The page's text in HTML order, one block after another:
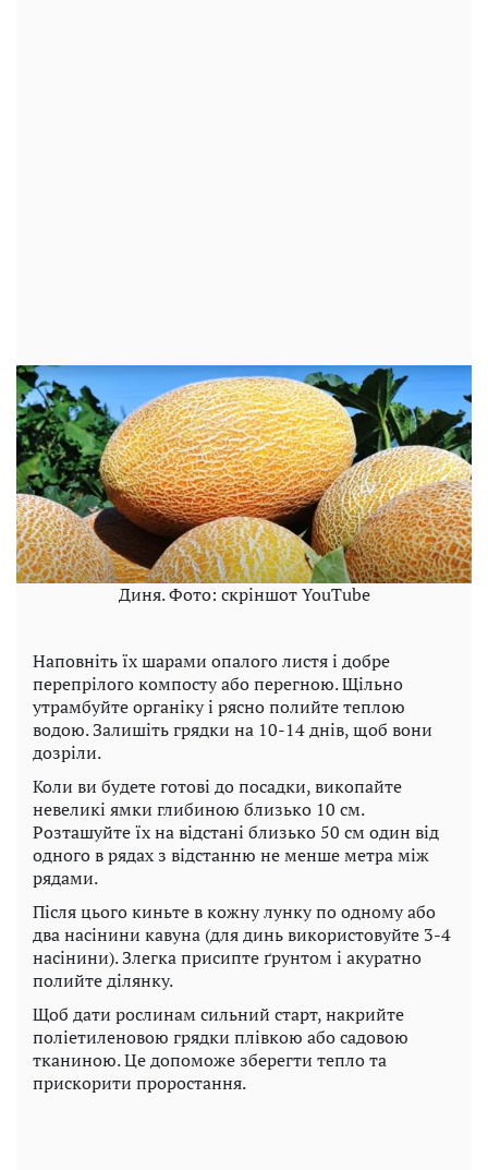
Диня. Фото: скріншот YouTube
Наповніть їх шарами опалого листя і добре
перепрілого компосту або перегною. Щільно
утрамбуйте органіку і рясно полийте теплою
водою. Залишіть грядки на 10-14 днів, щоб вони
дозріли.
Коли ви будете готові до посадки, викопайте
невеликі ямки глибиною близько 10 см.
Розташуйте їх на відстані близько 50 см один від
одного в рядах з відстанню не менше метра між
рядами.
Після цього киньте в кожну лунку по одному або
два насінини кавуна (для динь використовуйте 3-4
насінини). Злегка присипте ґрунтом і акуратно
полийте ділянку.
Щоб дати рослинам сильний старт, накрийте
поліетиленовою грядки плівкою або садовою
тканиною. Це допоможе зберегти тепло та
прискорити проростання.